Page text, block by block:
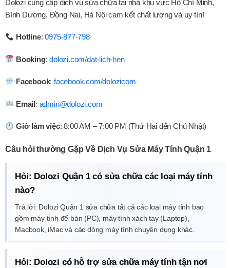
Dolozi cung cấp dịch vụ sửa chữa tại nhà khu vực Hồ Chí Minh,
Bình Dương, Đồng Nai, Hà Nội cam kết chất lượng và uy tín!
Hotline:0975-877-798
Booking:dolozi.com/dat-lich-hen
Facebook: facebook.com/dolozicom
Email: admin@dolozi.com
Giờ làm việc: 8:00 AM – 7:00 PM (Thứ Hai đến Chủ Nhật)
Câu hỏi thường Gặp Về Dịch Vụ Sửa Máy Tính Quận 1
Hỏi: Dolozi Quận 1 có sửa chữa các loại máy tính
nào?
Trả lời: Dolozi Quận 1 sửa chữa tất cả các loại máy tính bao
gồm máy tính để bàn (PC), máy tính xách tay (Laptop),
Macbook, iMac và các dòng máy tính chuyên dụng khác.
Hỏi: Dolozi có hỗ trợ sửa chữa máy tính tận nơi